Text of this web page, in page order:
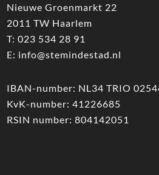
Nieuwe Groenmarkt 22
2011 TW Haarlem
T:023 534 28 91
E: info@stemindestad.nl
IBAN-number: NL34 TRIO
KvK-number: 41226685
RSIN number: 804142051